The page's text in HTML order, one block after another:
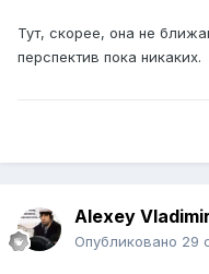
Тут, скорее, она не
перспектив пока никаких.
Alexey
Опубликовано 29